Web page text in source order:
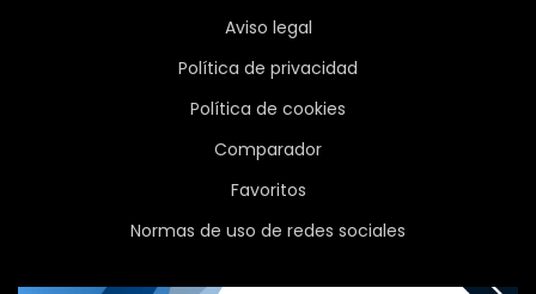
Aviso legal
Política de privacidad
Política de cookies
Comparador
Favoritos
Normas de uso de redes sociales